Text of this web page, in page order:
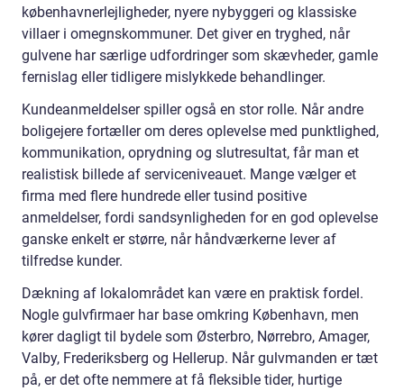
københavnerlejligheder, nyere nybyggeri og klassiske
villaer i omegnskommuner. Det giver en tryghed, når
gulvene har særlige udfordringer som skævheder, gamle
fernislag eller tidligere mislykkede behandlinger.
Kundeanmeldelser spiller også en stor rolle. Når andre
boligejere fortæller om deres oplevelse med punktlighed,
kommunikation, oprydning og slutresultat, får man et
realistisk billede af serviceniveauet. Mange vælger et
firma med flere hundrede eller tusind positive
anmeldelser, fordi sandsynligheden for en god oplevelse
ganske enkelt er større, når håndværkerne lever af
tilfredse kunder.
Dækning af lokalområdet kan være en praktisk fordel.
Nogle gulvfirmaer har base omkring København, men
kører dagligt til bydele som Østerbro, Nørrebro, Amager,
Valby, Frederiksberg og Hellerup. Når gulvmanden er tæt
på, er det ofte nemmere at få fleksible tider, hurtige